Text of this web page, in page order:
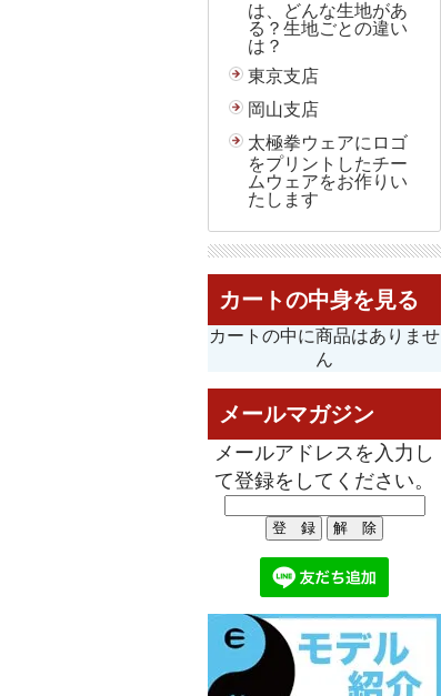
は、どんな生地があ
る？生地ごとの違い
は？
東京支店
岡山支店
太極拳ウェアにロゴ
をプリントしたチー
ムウェアをお作りい
たします
カートの中身を見る
カートの中に商品はありませ
ん
メールマガジン
メールアドレスを入力し
て登録をしてください。